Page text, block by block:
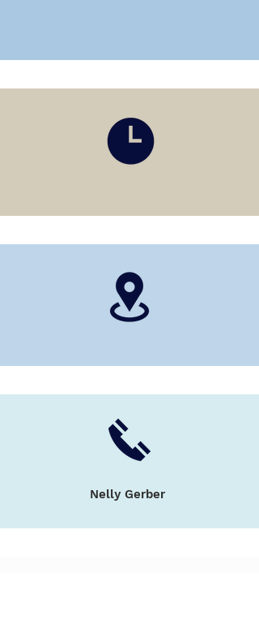
Nelly Gerber